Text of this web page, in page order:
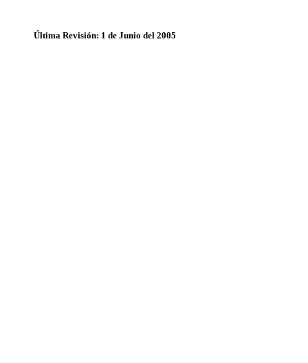
Última Revisión: 1 de Junio del 2005